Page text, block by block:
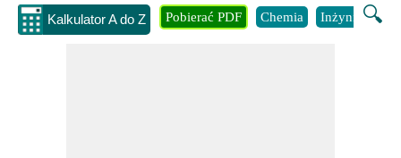
Kalkulator A do Z 🔍
Pobierać PDF Chemia Inżynieria